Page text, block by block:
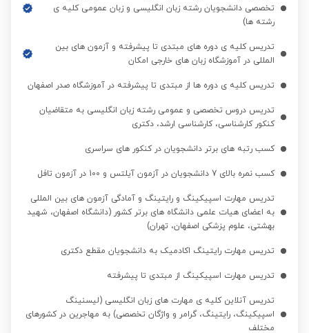
زبان انگلیسی پیشرفته
آزمون دولینگو
تخصصی دانشجویان رشته زبان انگلیسی و زبان عمومی کلیه ی
رشته ها)
تدریس کلیه ی دوره های مبتدی تا پیشرفته و آزمون های بین
المللی در آموزشگاه زبان های خارجی امکان
تدریس کلیه ی دوره ها از مبتدی تا پیشرفته در آموزشگاه صدر اصفهان
تدریس دروس تخصصی و عمومی رشته زبان انگلیسی به متقاضیان
کنکور کارشناسی، کارشناسی ارشد، دکتری
کسب رتبه های برتر دانشجویان در کنکور های سراسری
کسب نمره بالای 7 دانشجویان در آزمون آیلتس و 100 در آزمون تافل
تدریس مهارت اسپیکینگ و رایتینگ و آمادگی آزمون های بین المللی
به اعضای هیات علمی دانشگاه های برتر کشور (دانشگاه اصفهان، شهید
بهشتی، علوم پزشکی اصفهان، تهران)
تدریس مهارت رایتینگ اکادمیک به دانشجویان مقطع دکتری
تدریس مهارت اسپیکینگ از مبتدی تا پیشرفته
تدریس آنلاین کلیه ی مهارت های زبان انگلیسی (لیسنینگ
اسپیکینگ، رایتینگ، گرامر و واژگان تخصصی) به مهاجرین در کشورهای
مختلف